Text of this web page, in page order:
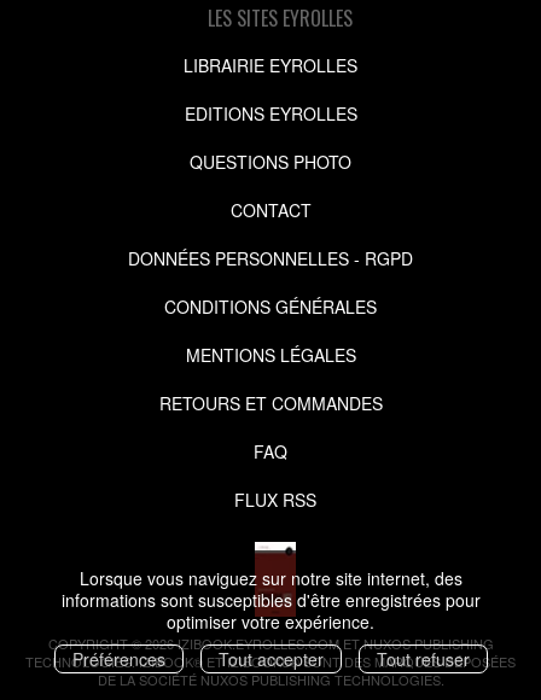
Lorsque vous naviguez sur notre site internet, des
informations sont susceptibles d'être enregistrées pour
optimiser votre expérience.
Préférences
Tout accepter Tout refuser
LES SITES EYROLLES
LIBRAIRIE EYROLLES
EDITIONS EYROLLES
QUESTIONS PHOTO
CONTACT
DONNÉES PERSONNELLES - RGPD
CONDITIONS GÉNÉRALES
MENTIONS LÉGALES
RETOURS ET COMMANDES
FAQ
FLUX RSS
COPYRIGHT © 2026 IZIBOOK.EYROLLES.COM ET NUXOS PUBLISHING
TECHNOLOGIES.IZIBOOK® ETIZIBOOKS®SONT DES MARQUES DÉPOSÉES
DE LA SOCIÉTÉ NUXOS PUBLISHING TECHNOLOGIES.